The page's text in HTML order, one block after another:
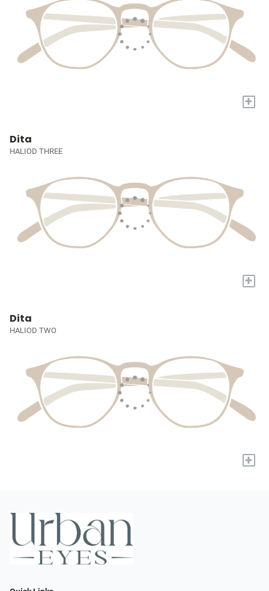
+
Dita
HALIOD THREE
+
Dita
HALIOD TWO
+